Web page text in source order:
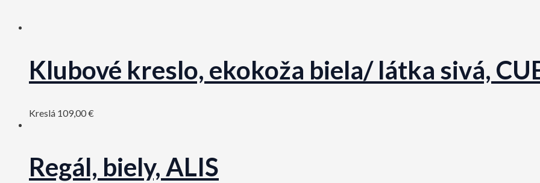
Klubové kreslo, ekokoža biela/ látka sivá,
Kreslá 109,00€
Regál, biely, ALIS